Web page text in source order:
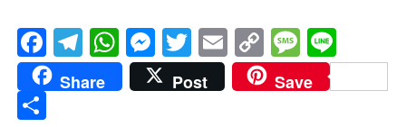
F
ac
e
T
el
e
W
h
at
M
e
ss
T
w
itt
E
m
ai
C
o
p
M
e
ss
n
e
Share Post Save